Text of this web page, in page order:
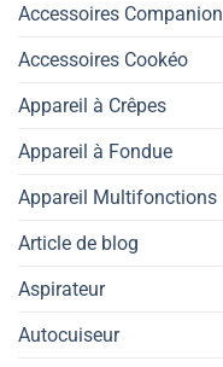
Accessoires Companion
Accessoires Cookéo
Appareil à Crêpes
Appareil à Fondue
Appareil Multifonctions
Article de blog
Aspirateur
Autocuiseur